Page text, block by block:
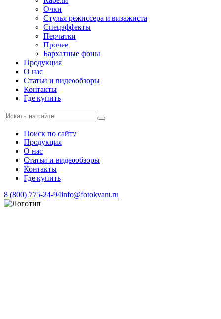
Очки
Стулья режиссера и визажиста
Спецэффекты
Перчатки
Прочее
Бархатные фоны
Продукция
О нас
Статьи и видеообзоры
Контакты
Где купить
Поиск по сайту
Продукция
О нас
Статьи и видеообзоры
Контакты
Где купить
8 (800) 775-24-94info@fotokvant.ru